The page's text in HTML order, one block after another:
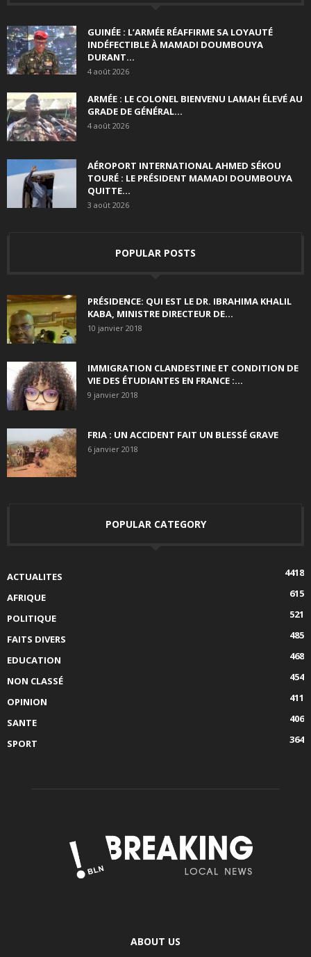
GUINÉE : L’ARMÉE RÉAFFIRME SA LOYAUTÉ
INDÉFECTIBLE À MAMADI DOUMBOUYA
DURANT...
4 août 2026
ARMÉE : LE COLONEL BIENVENU LAMAH ÉLEVÉ AU
GRADE DE GÉNÉRAL...
4 août 2026
AÉROPORT INTERNATIONAL AHMED SÉKOU
TOURÉ : LE PRÉSIDENT MAMADI DOUMBOUYA
QUITTE...
3 août 2026
POPULAR POSTS
PRÉSIDENCE: QUI EST LE DR. IBRAHIMA KHALIL
KABA, MINISTRE DIRECTEUR DE...
10 janvier 2018
IMMIGRATION CLANDESTINE ET CONDITION DE
VIE DES ÉTUDIANTES EN FRANCE :...
9 janvier 2018
FRIA : UN ACCIDENT FAIT UN BLESSÉ GRAVE
6 janvier 2018
POPULAR CATEGORY
ACTUALITES
4418
AFRIQUE
615
POLITIQUE
521
FAITS DIVERS
485
EDUCATION
468
NON CLASSÉ
454
OPINION
411
SANTE
406
SPORT
364
ABOUT US